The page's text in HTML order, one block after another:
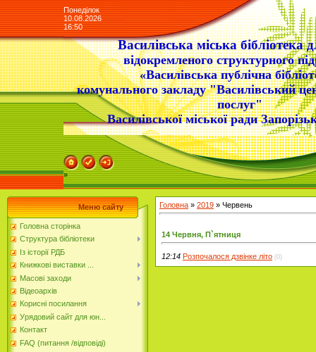
Понеділок
10.08.2026
16:50
Василівська міська бібліотека
відокремленого структурного
«Василівська публічна
комунального закладу "Василівський
послуг"
Василівської міської ради
»
Меню сайту
Головна сторінка
Структура бібліотеки
Із історії РДБ
Книжкові виставки ...
Масові заходи
Відеоархів
Корисні посилання
Урядовий сайт для юн...
Контакт
FAQ (питання /відповіді)
Головна » 2019 » Червень
14 Червня, П`ятниця
12:14 Розпочалося дзвінке літо (0)